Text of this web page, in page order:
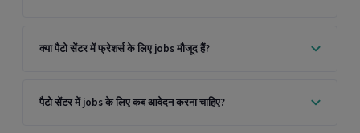
क्या पैटो सेंटर में फ्रेशर्स के लिए jobs मौजूद हैं?
पैटो सेंटर में jobs के लिए कब आवेदन करना चाहिए?